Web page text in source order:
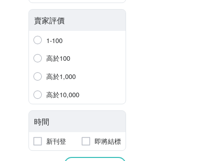
賣家評價
1-100
高於100
高於1,000
高於10,000
時間
新刊登 即將結標